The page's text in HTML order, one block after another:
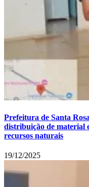
Prefeitura de Santa
distribuição de material
recursos naturais
19/12/2025